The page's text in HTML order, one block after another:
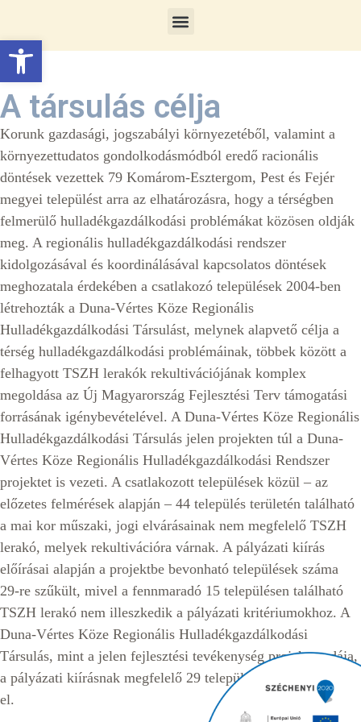
Eszköztár megnyitása
A társulás célja
Korunk gazdasági, jogszabályi környezetéből, valamint a
környezettudatos gondolkodásmódból eredő racionális
döntések vezettek 79 Komárom-Esztergom, Pest és Fejér
megyei települést arra az elhatározásra, hogy a térségben
felmerülő hulladékgazdálkodási problémákat közösen oldják
meg. A regionális hulladékgazdálkodási rendszer
kidolgozásával és koordinálásával kapcsolatos döntések
meghozatala érdekében a csatlakozó települések 2004-ben
létrehozták a Duna-Vértes Köze Regionális
Hulladékgazdálkodási Társulást, melynek alapvető célja a
térség hulladékgazdálkodási problémáinak, többek között a
felhagyott TSZH lerakók rekultivációjának komplex
megoldása az Új Magyarország Fejlesztési Terv támogatási
forrásának igénybevételével. A Duna-Vértes Köze Regionális
Hulladékgazdálkodási Társulás jelen projekten túl a Duna-
Vértes Köze Regionális Hulladékgazdálkodási Rendszer
projektet is vezeti. A csatlakozott települések közül – az
előzetes felmérések alapján – 44 település területén található
a mai kor műszaki, jogi elvárásainak nem megfelelő TSZH
lerakó, melyek rekultivációra várnak. A pályázati kiírás
előírásai alapján a projektbe bevonható települések száma
29-re szűkült, mivel a fennmaradó 15 településen található
TSZH lerakó nem illeszkedik a pályázati kritériumokhoz. A
Duna-Vértes Köze Regionális Hulladékgazdálkodási
Társulás, mint a jelen fejlesztési tevékenység projektgazdája,
a pályázati kiírásnak megfelelő 29 település képviseletét látja
el.​